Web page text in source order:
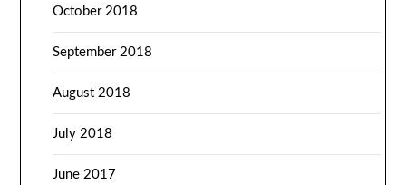
October 2018
September 2018
August 2018
July 2018
June 2017